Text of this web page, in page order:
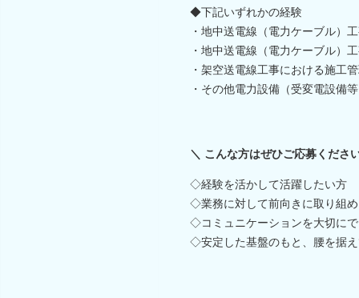
◆下記いずれかの経験
・地中送電線（電力ケーブル）
・地中送電線（電力ケーブル）
・架空送電線工事における施工
・その他電力設備（受変電設備
＼ こんな方はぜひご応募くださ
◇経験を活かして活躍したい方
◇業務に対して前向きに取り組
◇コミュニケーションを大切に
◇安定した基盤のもと、腰を据